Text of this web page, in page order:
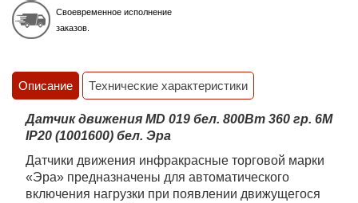
Своевременное исполнение
заказов.
Описание Технические характеристики
Датчик движения MD 019 бел. 800Вт 360 гр. 6М
IP20 (1001600) бел. Эра
Датчики движения инфракрасные торговой марки
«Эра» предназначены для автоматического
включения нагрузки при появлении движущегося